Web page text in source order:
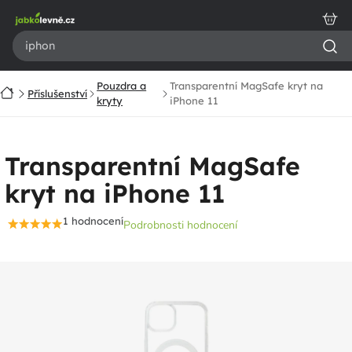
obsah
DomůPříslušenství
Pouzdra a
kryty
Transparentní MagSafe kryt na
iPhone 11
Transparentní MagSafe
kryt na iPhone 11
Průměrné
1 hodnoceníPodrobnosti hodnocení